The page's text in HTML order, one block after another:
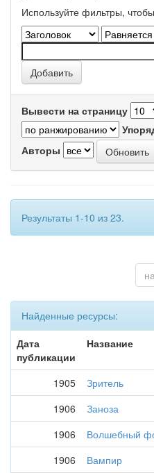
Используйте фильтры,
Вывести на страницу
Авторы
Результаты 1-10 из 23.
Найденные ресурсы:
Дата
публикации
Название
1905 Зритель
1906
Заноза
1906
Волшебный
1906
Вампир